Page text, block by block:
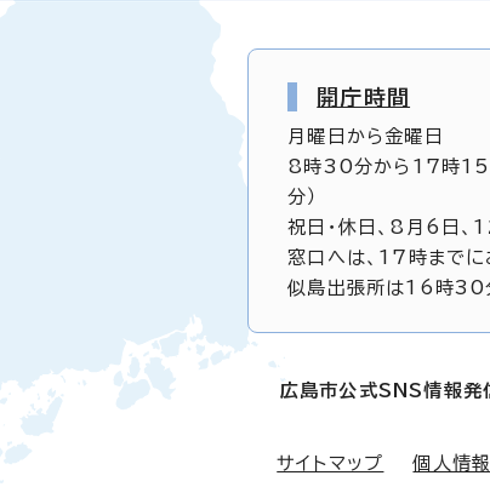
開庁時間
月曜日から金曜日
8時30分から17時15
分）
祝日・休日、8月6日
窓口へは、17時までに
似島出張所は16時30
広島市公式SNS情報発
サイトマップ 個人情